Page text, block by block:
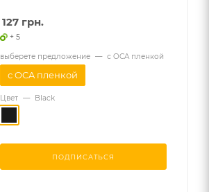
127 грн.
+ 5
выберете предложение — с OCA пленкой
с OCA пленкой
Цвет — Black
ПОДПИСАТЬСЯ